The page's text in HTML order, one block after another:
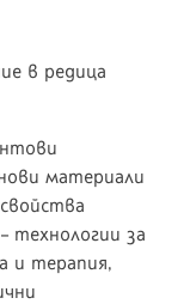
в редица
материали
технологии за
и терапия,